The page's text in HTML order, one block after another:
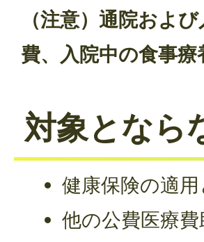
（注意）通院およ
費、入院中の食事
対象となら
健康保険の適
他の公費医療